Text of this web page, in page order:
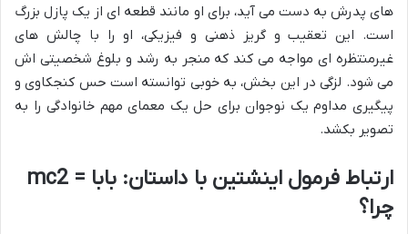
های پدرش به دست می آید، برای او مانند قطعه ای از یک پازل بزرگ
است. این تعقیب و گریز ذهنی و فیزیکی، او را با چالش های
غیرمنتظره ای مواجه می کند که منجر به رشد و بلوغ شخصیتی اش
می شود. لزگی در این بخش، به خوبی توانسته است حس کنجکاوی و
پیگیری مداوم یک نوجوان برای حل یک معمای مهم خانوادگی را به
تصویر بکشد.
ارتباط فرمول اینشتین با داستان: بابا = mc2
چرا؟